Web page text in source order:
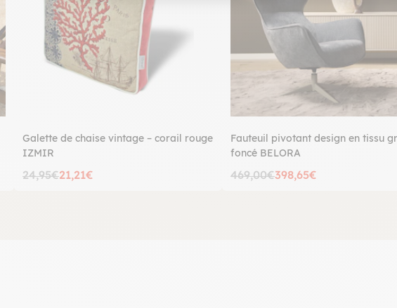
Galette de chaise vintage – corail rouge
IZMIR
24,95€21,21€
Fauteuil pivotant design en tissu
foncé BELORA
469,00€398,65€